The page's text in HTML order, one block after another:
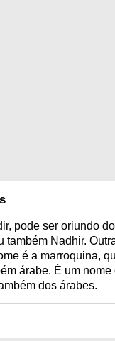
pode ser oriundo
também Nadhir.
é a marroquina,
árabe. É um
dos árabes.